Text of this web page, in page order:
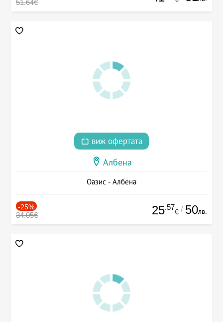
51.64€
виж офертата
Албена
Оазис - Албена
-25%
34.05€ 25.57
€ / 50лв.